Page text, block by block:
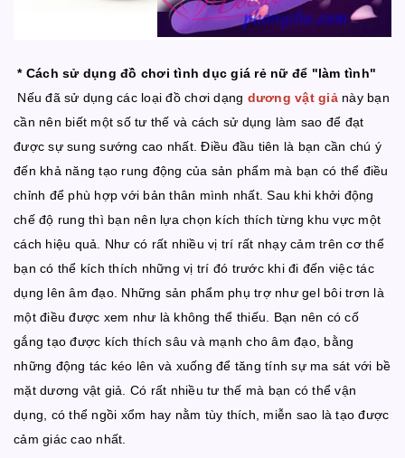
* Cách sử dụng đồ chơi tình dục giá rẻ nữ để "làm tình"
Nếu đã sử dụng các loại đồ chơi dạng dương vật giảnày bạn
cần nên biết một số tư thế và cách sử dụng làm sao để đạt
được sự sung sướng cao nhất. Điều đầu tiên là bạn cần chú ý
đến khả năng tạo rung động của sản phẩm mà bạn có thể điều
chỉnh để phù hợp với bản thân mình nhất. Sau khi khởi động
chế độ rung thì bạn nên lựa chọn kích thích từng khu vực một
cách hiệu quả. Như có rất nhiều vị trí rất nhạy cảm trên cơ thể
bạn có thể kích thích những vị trí đó trước khi đi đến việc tác
dụng lên âm đạo. Những sản phẩm phụ trợ như gel bôi trơn là
một điều được xem như là không thể thiếu. Bạn nên có cố
gắng tạo được kích thích sâu và mạnh cho âm đạo, bằng
những động tác kéo lên và xuống để tăng tính sự ma sát với bề
mặt dương vật giả. Có rất nhiều tư thế mà bạn có thể vận
dụng, có thể ngồi xổm hay nằm tùy thích, miễn sao là tạo được
cảm giác cao nhất.